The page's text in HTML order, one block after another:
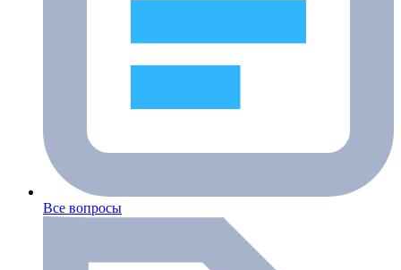
Все вопросы